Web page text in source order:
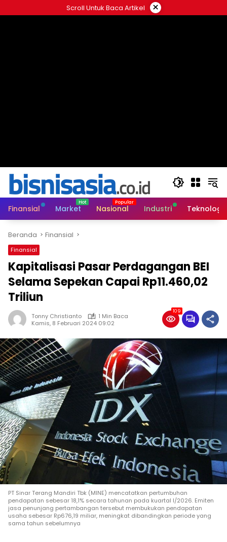
ke
Scroll Untuk Baca Artikel ×
Finansial Market Nasional Industri Teknologi
Beranda Finansial
Finansial
Kapitalisasi Pasar Perdagangan BEI
Selama Sepekan Capai Rp11.460,02
Triliun
Tonny Christianto
1 Min Baca
Kamis, 8 Februari 2024 09:02
109
PT Sinar Terang Mandiri Tbk (MINE) mencatatkan pertumbuhan
pendapatan sebesar 18,1% secara tahunan pada kuartal I/2026. Emiten
jasa penunjang pertambangan tersebut membukukan pendapatan
usaha sebesar Rp676,19 miliar, meningkat dibandingkan periode yang
sama tahun sebelumnya